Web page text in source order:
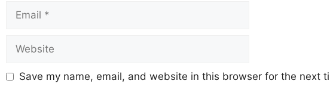
Save my name, email, and website in this browser for the next